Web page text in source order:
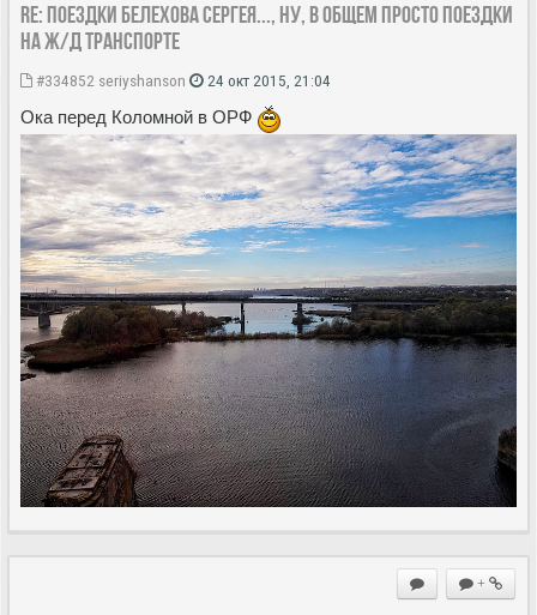
Re: Поездки Белехова Сергея..., ну, в общем просто поездки
на ж/д транспорте
#334852 seriyshanson 24 окт 2015, 21:04
Ока перед Коломной в ОРФ
+